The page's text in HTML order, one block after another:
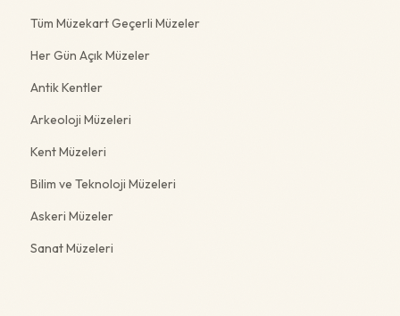
Tüm Müzekart Geçerli Müzeler
Her Gün Açık Müzeler
Antik Kentler
Arkeoloji Müzeleri
Kent Müzeleri
Bilim ve Teknoloji Müzeleri
Askeri Müzeler
Sanat Müzeleri